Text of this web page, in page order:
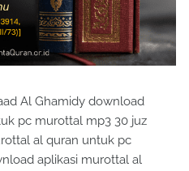
Al Ghamidy download
pc murottal mp3 30 juz
al quran untuk pc
aplikasi murottal al